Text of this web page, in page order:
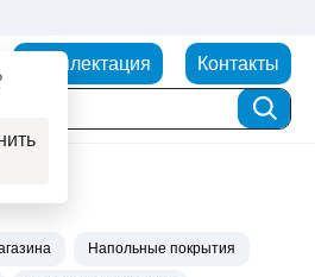
Комплектация Контакты
Напольные покрытия